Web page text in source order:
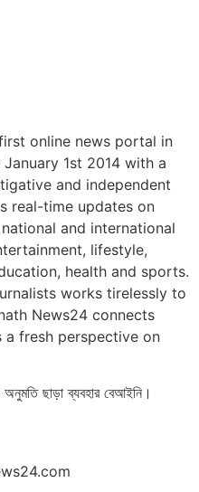
online news portal in
1st 2014 with a
and independent
real-time updates on
and international
lifestyle,
health and sports.
works tirelessly to
News24 connects
fresh perspective on
ছাড়া ব্যবহার বেআইনি।